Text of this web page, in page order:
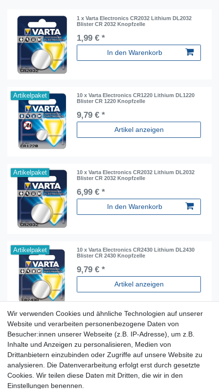
1 x Varta Electronics CR2032 Lithium DL2032
Blister CR 2032 Knopfzelle
1,99 € *
In den Warenkorb
Artikelpaket
10 x Varta Electronics CR1220 Lithium DL1220
Blister CR 1220 Knopfzelle
9,79 € *
Artikel anzeigen
Artikelpaket
10 x Varta Electronics CR2032 Lithium DL2032
Blister CR 2032 Knopfzelle
6,99 € *
In den Warenkorb
Artikelpaket
10 x Varta Electronics CR2430 Lithium DL2430
Blister CR 2430 Knopfzelle
9,79 € *
Artikel anzeigen
Für Fragen zu unseren Produkten und Bestellungen
erreichen Sie uns per E-Mail oder Telefon:
+49 5741 9099422 oder
info@dein-bau-projekt.de
Wir verwenden Cookies und ähnliche Technologien auf unserer
Website und verarbeiten personenbezogene Daten von
Besucher:innen unserer Webseite (z.B. IP-Adresse), um z.B.
Inhalte und Anzeigen zu personalisieren, Medien von
Drittanbietern einzubinden oder Zugriffe auf unsere Website zu
analysieren. Die Datenverarbeitung erfolgt erst durch gesetzte
Cookies. Wir teilen diese Daten mit Dritten, die wir in den
Einstellungen benennen.